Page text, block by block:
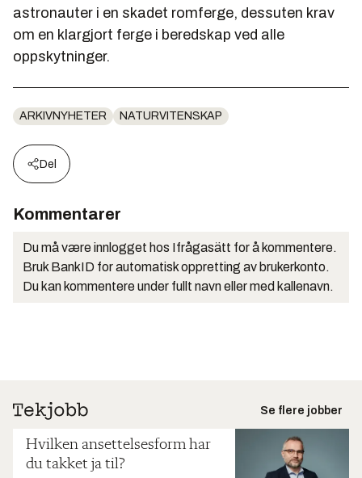
astronauter i en skadet romferge, dessuten krav
om en klargjort ferge i beredskap ved alle
oppskytninger.
ARKIVNYHETER NATURVITENSKAP
Del
Kommentarer
Du må være innlogget hos Ifrågasätt for å kommentere.
Bruk BankID for automatisk oppretting av brukerkonto.
Du kan kommentere under fullt navn eller med kallenavn.
Se flere jobber
Hvilken ansettelsesform har
du takket ja til?